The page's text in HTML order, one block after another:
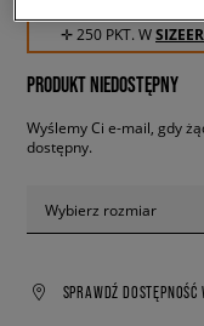
✛ 250 PKT. W
PRODUKT NIEDOSTĘPNY
Wyślemy Ci e-mail, gdy
dostępny.
Wybierz rozmiar
SPRAWDŹ DOSTĘPNOŚĆ